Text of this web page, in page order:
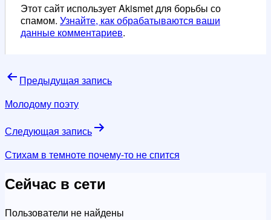
Этот сайт использует Akismet для борьбы со
спамом. Узнайте, как обрабатываются ваши
данные комментариев.
Навигация
по
Предыдущая запись
Молодому поэту
Следующая запись
Стихам в темноте почему-то не спится
Сейчас в сети
Пользователи не найдены